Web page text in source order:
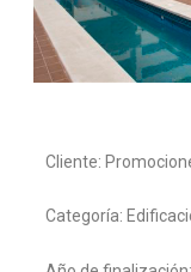
Cliente:
Categoría: